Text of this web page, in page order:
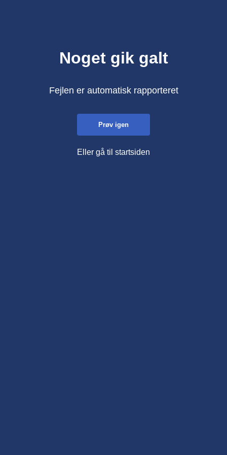
Noget gik galt
Fejlen er automatisk rapporteret
Prøv igen
Eller gå til startsiden